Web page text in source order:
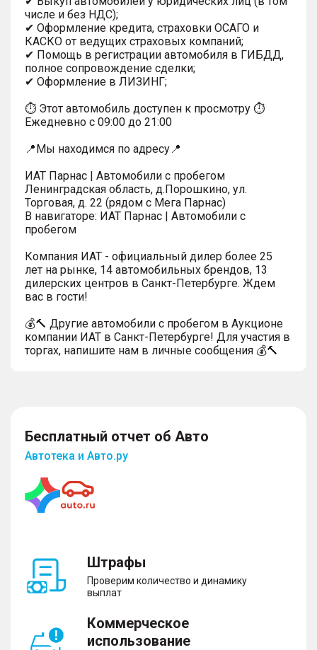
числе и без НДС);
✔ Оформление кредита, страховки ОСАГО и
КАСКО от ведущих страховых компаний;
✔ Помощь в регистрации автомобиля в ГИБДД,
полное сопровождение сделки;
✔ Оформление в ЛИЗИНГ;
⏱ Этот автомобиль доступен к просмотру ⏱
Ежедневно с 09:00 до 21:00
📍Мы находимся по адресу📍
ИАТ Парнас | Автомобили с пробегом
Ленинградская область, д.Порошкино, ул.
Торговая, д. 22 (рядом с Мега Парнас)
В навигаторе: ИАТ Парнас | Автомобили с
пробегом
Компания ИАТ - официальный дилер более 25
лет на рынке, 14 автомобильных брендов, 13
дилерских центров в Санкт-Петербурге. Ждем
вас в гости!
💰🔨 Другие автомобили с пробегом в Аукционе
компании ИАТ в Санкт-Петербурге! Для участия в
торгах, напишите нам в личные сообщения 💰🔨
Бесплатный отчет об Авто
Автотека и Авто.ру
Штрафы
Проверим количество и динамику
выплат
Коммерческое
использование